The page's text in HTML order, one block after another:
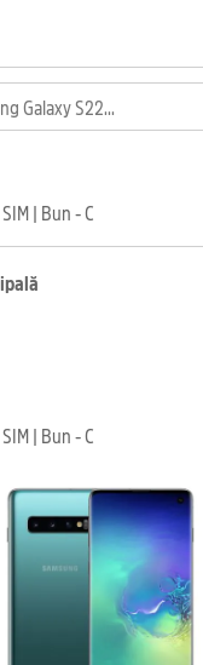
| Bun - C
| Bun - C